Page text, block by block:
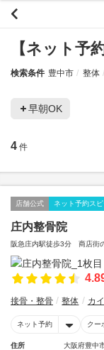
【ネット予
検索条件 豊中市 整体
早朝OK
4 件
店舗公式 ネット予約ス
庄内整骨院
阪急庄内駅徒歩3分 商店街
接骨・整骨 整体 カ
ネット予約 クー
住所
大阪府豊中